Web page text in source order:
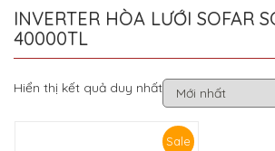
INVERTER HÒA LƯỚI SOFAR
40000TL
Hiển thị kết quả duy nhất
Sale